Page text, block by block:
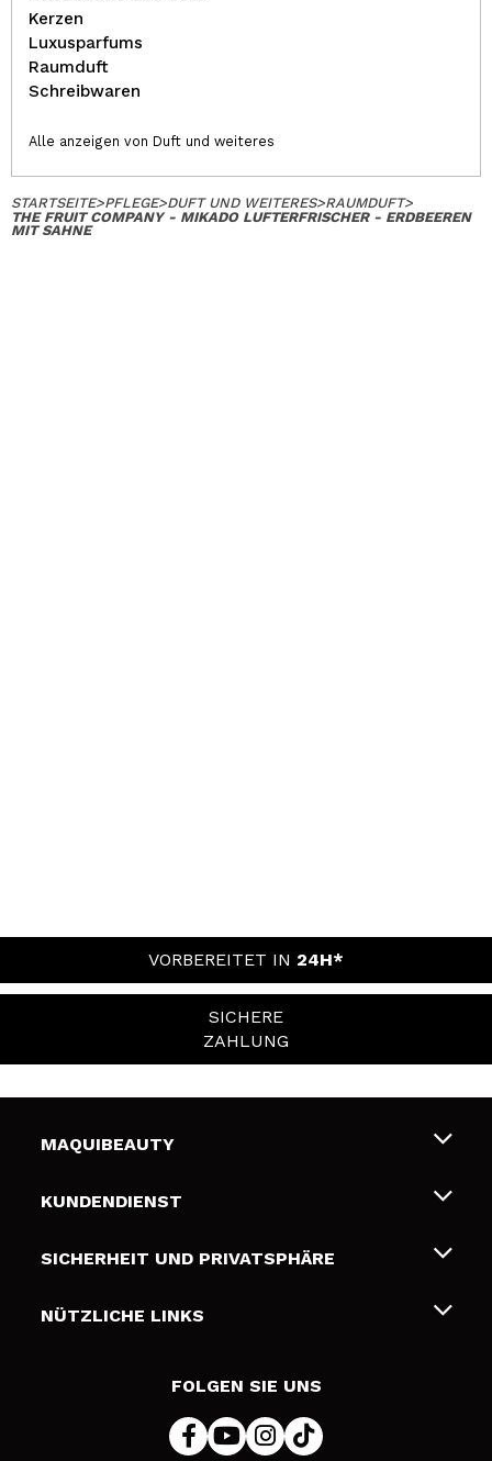
Kerzen
Luxusparfums
Raumduft
Schreibwaren
Alle anzeigen von Duft und weiteres
STARTSEITE>PFLEGE>DUFT UND WEITERES>RAUMDUFT>
THE FRUIT COMPANY - MIKADO LUFTERFRISCHER - ERDBEEREN
MIT SAHNE
VORBEREITET IN 24H*
SICHERE
ZAHLUNG
MAQUIBEAUTY
Über uns
Geschenkkarten
KUNDENDIENST
Liefer- und Versandkosten
Zahlung
SICHERHEIT UND PRIVATSPHÄRE
Bedingungen und Datenschutz
NÜTZLICHE LINKS
FOLGEN SIE UNS